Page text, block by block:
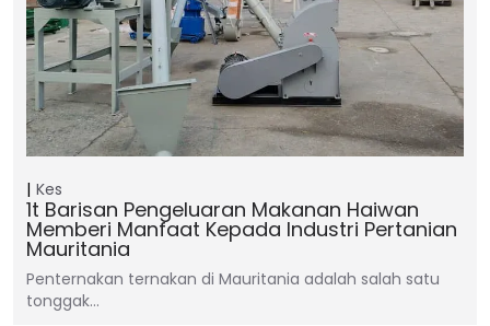
Kes
1t Barisan Pengeluaran Makanan Haiwan
Memberi Manfaat Kepada Industri Pertanian
Mauritania
Penternakan ternakan di Mauritania adalah salah satu
tonggak…